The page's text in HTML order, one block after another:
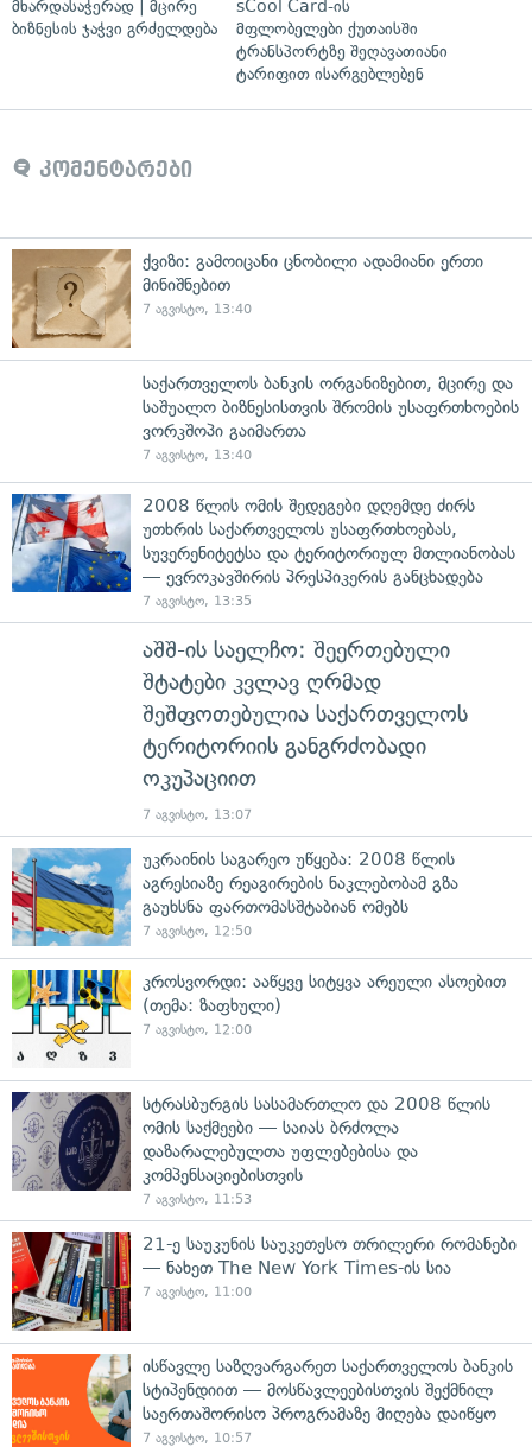
მხარდასაჭერად | მცირე
ბიზნესის ჯაჭვი გრძელდება
sCool Card-ის
მფლობელები ქუთაისში
ტრანსპორტზე შეღავათიანი
ტარიფით ისარგებლებენ
კომენტარები
ქვიზი: გამოიცანი ცნობილი ადამიანი ერთი
მინიშნებით
7 აგვისტო, 13:40
საქართველოს ბანკის ორგანიზებით, მცირე და
საშუალო ბიზნესისთვის შრომის უსაფრთხოების
ვორკშოპი გაიმართა
7 აგვისტო, 13:40
2008 წლის ომის შედეგები დღემდე ძირს
უთხრის საქართველოს უსაფრთხოებას,
სუვერენიტეტსა და ტერიტორიულ მთლიანობას
— ევროკავშირის პრესპიკერის განცხადება
7 აგვისტო, 13:35
აშშ-ის საელჩო: შეერთებული
შტატები კვლავ ღრმად
შეშფოთებულია საქართველოს
ტერიტორიის განგრძობადი
ოკუპაციით
7 აგვისტო, 13:07
უკრაინის საგარეო უწყება: 2008 წლის
აგრესიაზე რეაგირების ნაკლებობამ გზა
გაუხსნა ფართომასშტაბიან ომებს
7 აგვისტო, 12:50
კროსვორდი: ააწყვე სიტყვა არეული ასოებით
(თემა: ზაფხული)
7 აგვისტო, 12:00
სტრასბურგის სასამართლო და 2008 წლის
ომის საქმეები — საიას ბრძოლა
დაზარალებულთა უფლებებისა და
კომპენსაციებისთვის
7 აგვისტო, 11:53
21-ე საუკუნის საუკეთესო თრილერი რომანები
— ნახეთ The New York Times-ის სია
7 აგვისტო, 11:00
ისწავლე საზღვარგარეთ საქართველოს ბანკის
სტიპენდიით — მოსწავლეებისთვის შექმნილ
საერთაშორისო პროგრამაზე მიღება დაიწყო
7 აგვისტო, 10:57